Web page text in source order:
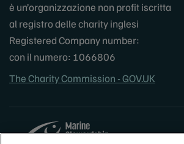
è un’organizzazione non profit iscritta
al registro delle charity inglesi
Registered Company number:
con il numero: 1066806
The Charity Commission - GOV.UK